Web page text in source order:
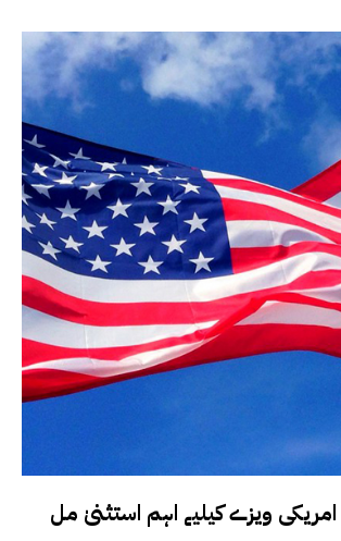
ویزے کیلیے اہم استثنیٰ مل